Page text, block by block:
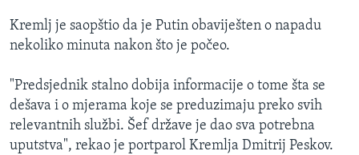
Kremlj je saopštio da je Putin obaviješten o napadu
nekoliko minuta nakon što je počeo.
"Predsjednik stalno dobija informacije o tome šta se
dešava i o mjerama koje se preduzimaju preko svih
relevantnih službi. Šef države je dao sva potrebna
uputstva", rekao je portparol Kremlja Dmitrij Peskov.